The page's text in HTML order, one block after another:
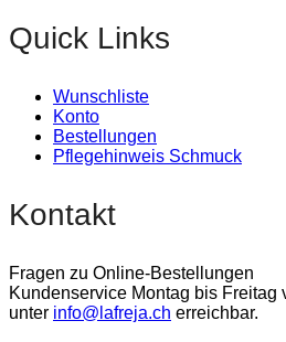
Quick Links
Wunschliste
Konto
Bestellungen
Pflegehinweis Schmuck
Kontakt
Fragen zu Online-Bestellungen
Kundenservice Montag bis Freitag
unter info@lafreja.ch erreichbar.